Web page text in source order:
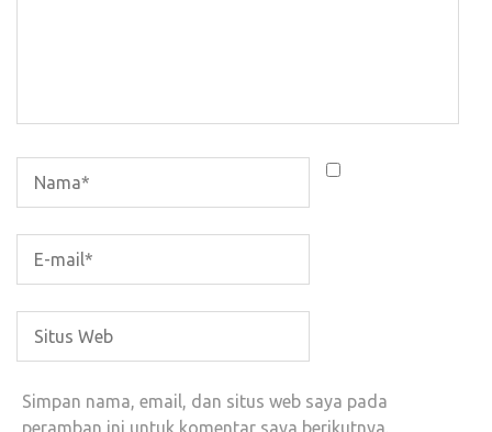
Simpan nama, email, dan situs web saya pada
peramban ini untuk komentar saya berikutnya.